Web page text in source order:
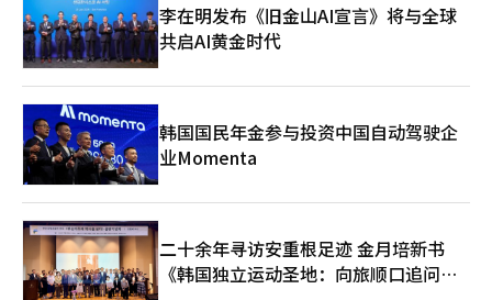
李在明发布《旧金山AI宣言》将与全球
共启AI黄金时代
韩国国民年金参与投资中国自动驾驶企
业Momenta
二十余年寻访安重根足迹 金月培新书
《韩国独立运动圣地：向旅顺口追问历